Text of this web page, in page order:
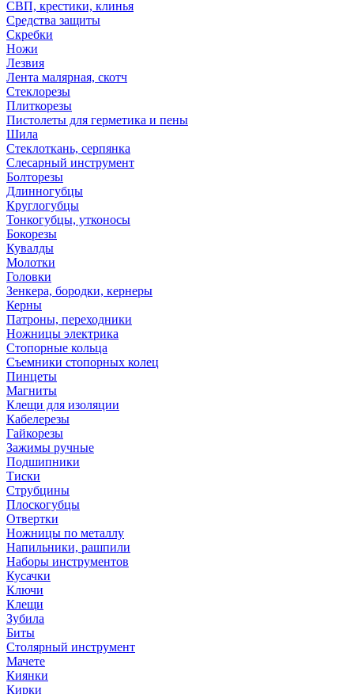
СВП, крестики, клинья
Средства защиты
Скребки
Ножи
Лезвия
Лента малярная, скотч
Стеклорезы
Плиткорезы
Пистолеты для герметика и пены
Шила
Стеклоткань, серпянка
Слесарный инструмент
Болторезы
Длинногубцы
Круглогубцы
Тонкогубцы, утконосы
Бокорезы
Кувалды
Молотки
Головки
Зенкера, бородки, кернеры
Керны
Патроны, переходники
Ножницы электрика
Стопорные кольца
Съемники стопорных колец
Пинцеты
Магниты
Клещи для изоляции
Кабелерезы
Гайкорезы
Зажимы ручные
Подшипники
Тиски
Струбцины
Плоскогубцы
Отвертки
Ножницы по металлу
Напильники, рашпили
Наборы инструментов
Кусачки
Ключи
Клещи
Зубила
Биты
Столярный инструмент
Мачете
Киянки
Кирки